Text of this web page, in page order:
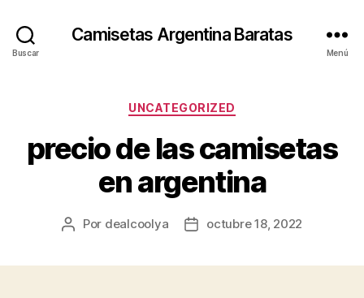
Buscar
Camisetas Argentina Baratas
Menú
Categorías
UNCATEGORIZED
precio de las camisetas
en argentina
Autor
Por dealcoolya
Fechaoctubre 18, 2022